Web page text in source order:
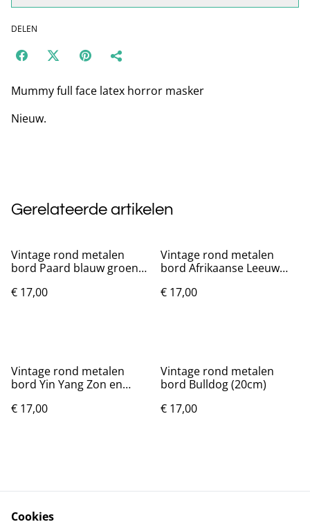
DELEN
Mummy full face latex horror masker
Nieuw.
Gerelateerde artikelen
Vintage rond metalen
bord Paard blauw groen
€ 17,00
Vintage rond metalen
bord Afrikaanse Leeuw
€ 17,00
Vintage rond metalen
bord Yin Yang Zon en
€ 17,00
Vintage rond metalen
bord Bulldog (20cm)
€ 17,00
Cookies